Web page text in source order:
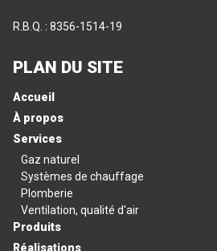
R.B.Q. : 8356-1514-19
PLAN DU SITE
Accueil
À propos
Services
Gaz naturel
Systèmes de chauffage
Plomberie
Ventilation, qualité d'air
Produits
Réalisations